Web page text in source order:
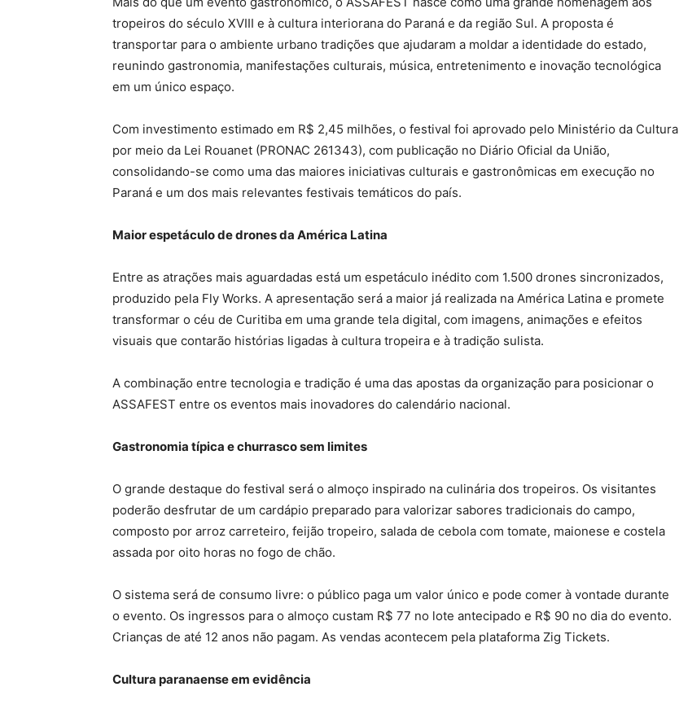
tropeiros do século XVIII e à cultura interiorana do Paraná e da região Sul. A proposta é
transportar para o ambiente urbano tradições que ajudaram a moldar a identidade do estado,
reunindo gastronomia, manifestações culturais, música, entretenimento e inovação tecnológica
em um único espaço.
Com investimento estimado em R$ 2,45 milhões, o festival foi aprovado pelo Ministério da Cultura
por meio da Lei Rouanet (PRONAC 261343), com publicação no Diário Oficial da União,
consolidando-se como uma das maiores iniciativas culturais e gastronômicas em execução no
Paraná e um dos mais relevantes festivais temáticos do país.
Maior espetáculo de drones da América Latina
Entre as atrações mais aguardadas está um espetáculo inédito com 1.500 drones sincronizados,
produzido pela Fly Works. A apresentação será a maior já realizada na América Latina e promete
transformar o céu de Curitiba em uma grande tela digital, com imagens, animações e efeitos
visuais que contarão histórias ligadas à cultura tropeira e à tradição sulista.
A combinação entre tecnologia e tradição é uma das apostas da organização para posicionar o
ASSAFEST entre os eventos mais inovadores do calendário nacional.
Gastronomia típica e churrasco sem limites
O grande destaque do festival será o almoço inspirado na culinária dos tropeiros. Os visitantes
poderão desfrutar de um cardápio preparado para valorizar sabores tradicionais do campo,
composto por arroz carreteiro, feijão tropeiro, salada de cebola com tomate, maionese e costela
assada por oito horas no fogo de chão.
O sistema será de consumo livre: o público paga um valor único e pode comer à vontade durante
o evento. Os ingressos para o almoço custam R$ 77 no lote antecipado e R$ 90 no dia do evento.
Crianças de até 12 anos não pagam. As vendas acontecem pela plataforma Zig Tickets.
Cultura paranaense em evidência